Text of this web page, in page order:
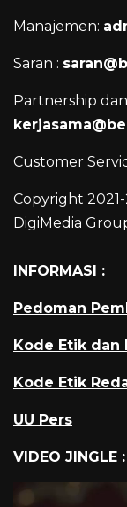
Manajemen:
Saran :
Partnership
Customer
Copyright
DigiMedia
INFORMASI :
Pedoman
Kode Etik dan
Kode Etik
UU Pers
VIDEO JINGLE :